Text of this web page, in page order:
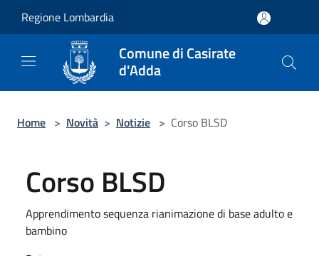
Regione Lombardia
Comune di Casirate
d'Adda
Home > Novità > Notizie > Corso BLSD
Corso BLSD
Apprendimento sequenza rianimazione di base adulto e
bambino